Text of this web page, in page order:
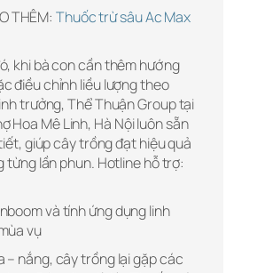
THÊM: Thuốc trừ sâu Ac Max
khi bà con cần thêm hướng
điều chỉnh liều lượng theo
trưởng, Thể Thuận Group tại
Hoa Mê Linh, Hà Nội luôn sẵn
giúp cây trồng đạt hiệu quả
từng lần phun. Hotline hỗ trợ:
và tính ứng dụng linh
vụ
– nắng, cây trồng lại gặp các